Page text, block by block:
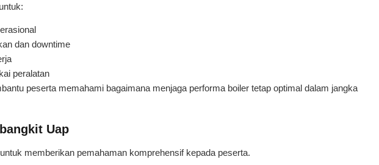
dan downtime
peralatan
peserta memahami bagaimana menjaga performa boiler tetap optimal dalam jangka
Uap
memberikan pemahaman komprehensif kepada peserta.